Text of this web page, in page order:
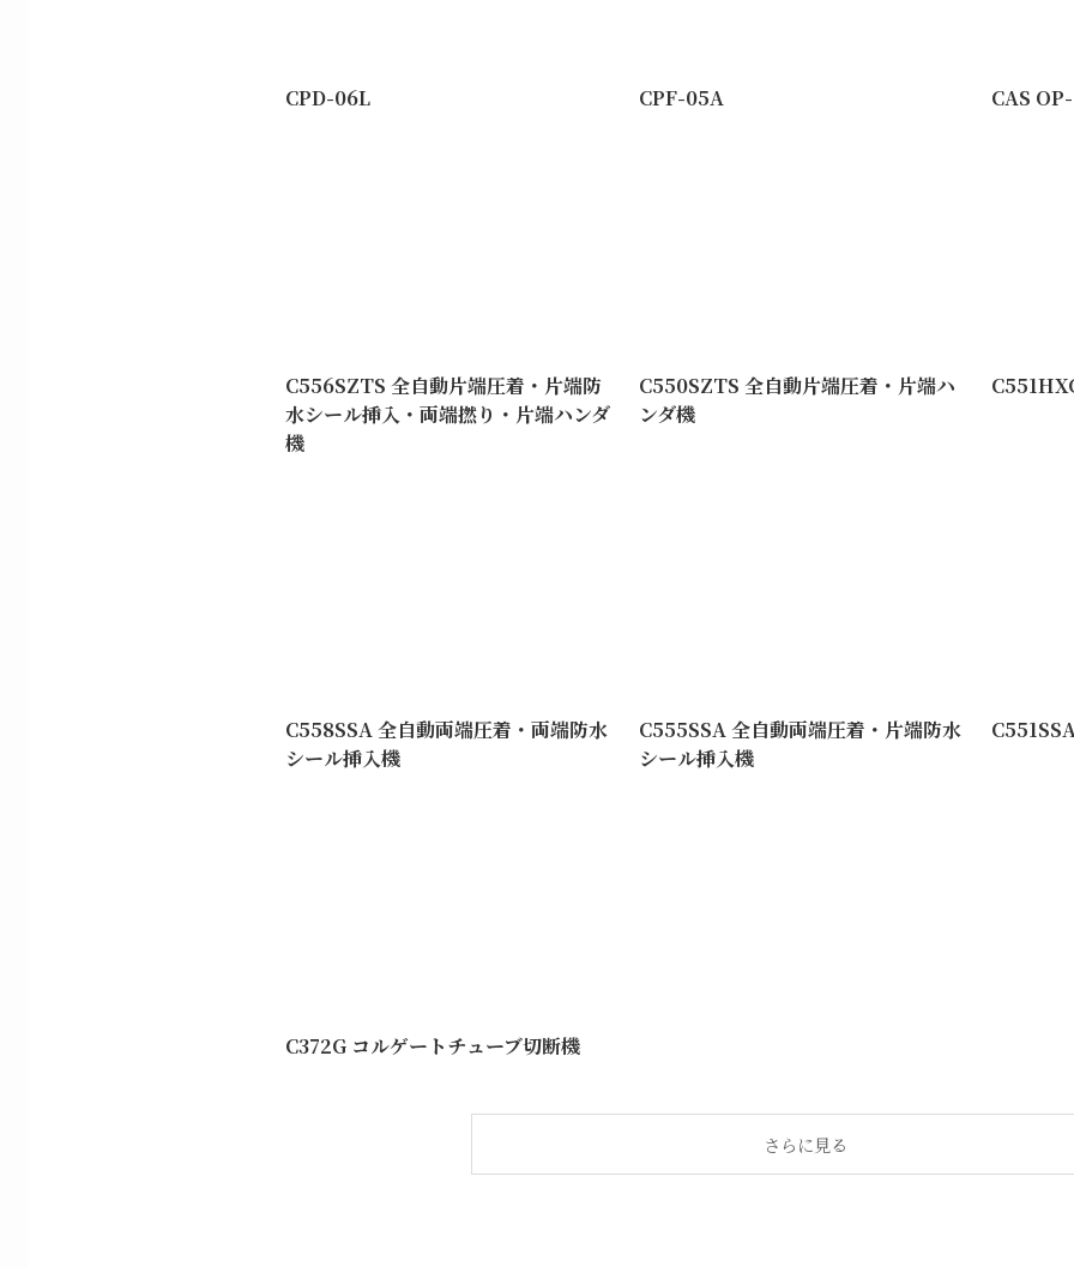
CPD-06L CPF-05A CAS
C556SZTS 全自動片端圧着・片端防
水シール挿入・両端撚り・片端ハンダ
機
C550SZTS 全自動片端圧着・片端ハ
ンダ機
C558SSA 全自動両端圧着・両端防水
シール挿入機
C555SSA 全自動両端圧着・片端防水
シール挿入機
C372G コルゲートチューブ切断機
さらに見る